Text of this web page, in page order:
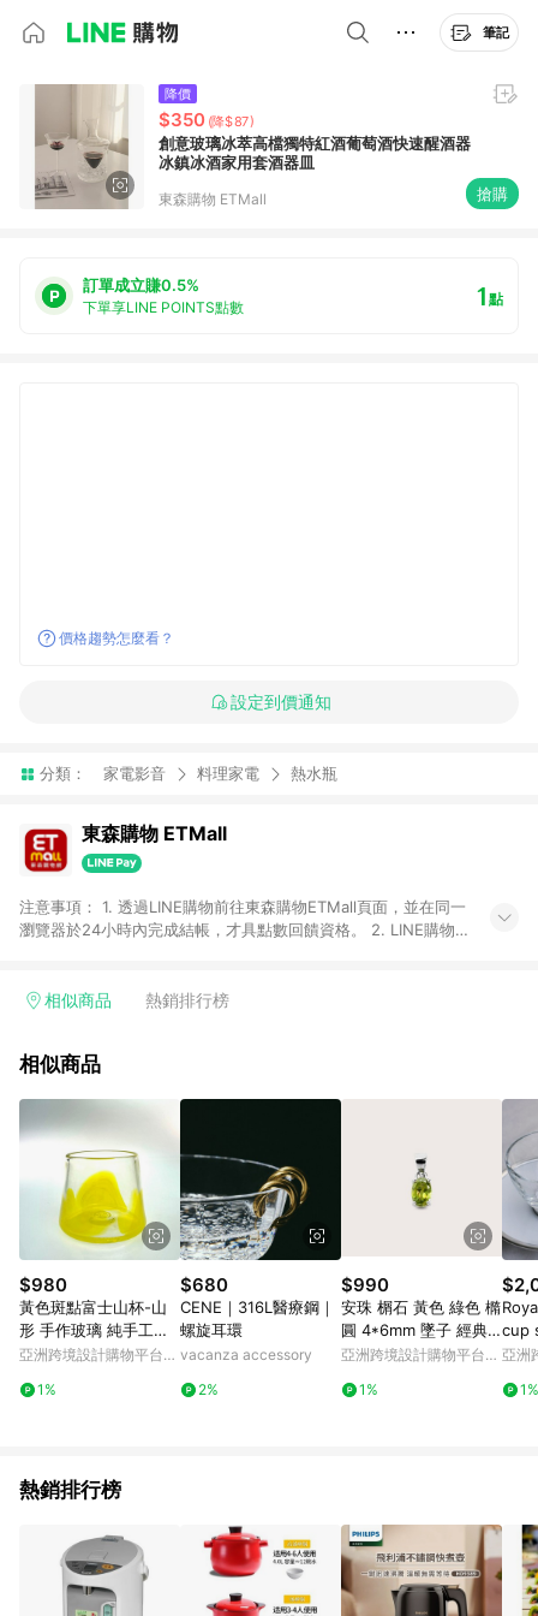
筆記
降價
$350 (降$87)
創意玻璃冰萃高檔獨特紅酒葡萄酒快速醒酒器
冰鎮冰酒家用套酒器皿
東森購物 ETMall 搶購
訂單成立賺0.5%
下單享LINE POINTS點數 1點
價格趨勢怎麼看？
設定到價通知
分類： 家電影音 料理家電 熱水瓶
東森購物 ETMall
注意事項： 1. 透過LINE購物前往東森購物ETMall頁面，並在同一
瀏覽器於24小時內完成結帳，才具點數回饋資格。 2. LINE購物
單，皆不在點數回饋範圍內。 3. 如購買以下類別商品，將無法獲
球嚴選、商城、專案商品、「草莓網」全館商品。 4. 如取消訂
實際回饋請依LINE購物通知為主。 6. 訂單如有使用東森購物
ETMall站內之折扣優惠(包含但不限於東森幣、樂透金、東森現金
券等)，不具點數回饋資格。詳細請依東森購物ETMall之結帳頁面
顯示為準。 7. LINE購物設有「單一商品最高回饋點數」機制(特
殊活動時開放「回饋無上限」)，以同一訂單中同一商品不論件數
計算，並依訂單成立時間當下LINE購物所設定的回饋機制為準。
8. LINE購物為購物資訊整合性平台，商品資料更新會有時間差，
如顯示之商品規格、顏色、價位、贈品與東森購物ETMall銷售網
頁不符，以銷售網頁標示為準。 9. 若有贈點爭議，請務必於訂單
日期+180天以內至LINE購物客服洽詢；若超過180天(含)以上進
行申訴，恕無法贈點回饋。 10. 部分點數紅包僅限指定商品使
用，或不適用於無回饋商品。各點數紅包之適用商品與使用條件
相似商品 熱銷排行榜
相似商品
$980
黃色斑點富士山杯-山
形 手作玻璃 純手工吹
製
亞洲跨境設計購物平台
1%
$680
CENE｜316L醫療鋼｜
螺旋耳環
vacanza accessory
2%
$990
安珠 榍石 黃色 綠色 橢
圓 4*6mm 墜子 經典
系列 Oval P 寶石銀
亞洲跨境設計購物平台
1%
cup
亞洲
1%
熱銷排行榜